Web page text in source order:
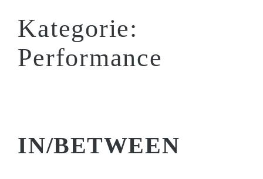
Kategorie:
Performance
IN/BETWEEN